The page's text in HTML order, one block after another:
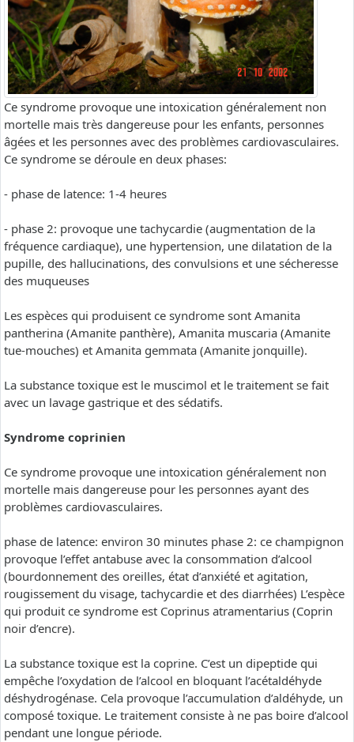
Ce syndrome provoque une intoxication généralement non
mortelle mais très dangereuse pour les enfants, personnes
âgées et les personnes avec des problèmes cardiovasculaires.
Ce syndrome se déroule en deux phases:
- phase de latence: 1-4 heures
- phase 2: provoque une tachycardie (augmentation de la
fréquence cardiaque), une hypertension, une dilatation de la
pupille, des hallucinations, des convulsions et une sécheresse
des muqueuses
Les espèces qui produisent ce syndrome sont Amanita
pantherina (Amanite panthère), Amanita muscaria (Amanite
tue-mouches) et Amanita gemmata (Amanite jonquille).
La substance toxique est le muscimol et le traitement se fait
avec un lavage gastrique et des sédatifs.
Syndrome coprinien
Ce syndrome provoque une intoxication généralement non
mortelle mais dangereuse pour les personnes ayant des
problèmes cardiovasculaires.
phase de latence: environ 30 minutes phase 2: ce champignon
provoque l’effet antabuse avec la consommation d’alcool
(bourdonnement des oreilles, état d’anxiété et agitation,
rougissement du visage, tachycardie et des diarrhées) L’espèce
qui produit ce syndrome est Coprinus atramentarius (Coprin
noir d’encre).
La substance toxique est la coprine. C’est un dipeptide qui
empêche l’oxydation de l’alcool en bloquant l’acétaldéhyde
déshydrogénase. Cela provoque l’accumulation d’aldéhyde, un
composé toxique. Le traitement consiste à ne pas boire d’alcool
pendant une longue période.